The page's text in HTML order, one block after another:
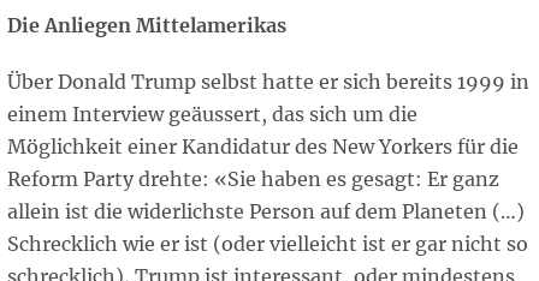
Die Anliegen Mittelamerikas
Über Donald Trump selbst hatte er sich bereits 1999 in
einem Interview geäussert, das sich um die
Möglichkeit einer Kandidatur des New Yorkers für die
Reform Party drehte: «Sie haben es gesagt: Er ganz
allein ist die widerlichste Person auf dem Planeten (…)
Schrecklich wie er ist (oder vielleicht ist er gar nicht so